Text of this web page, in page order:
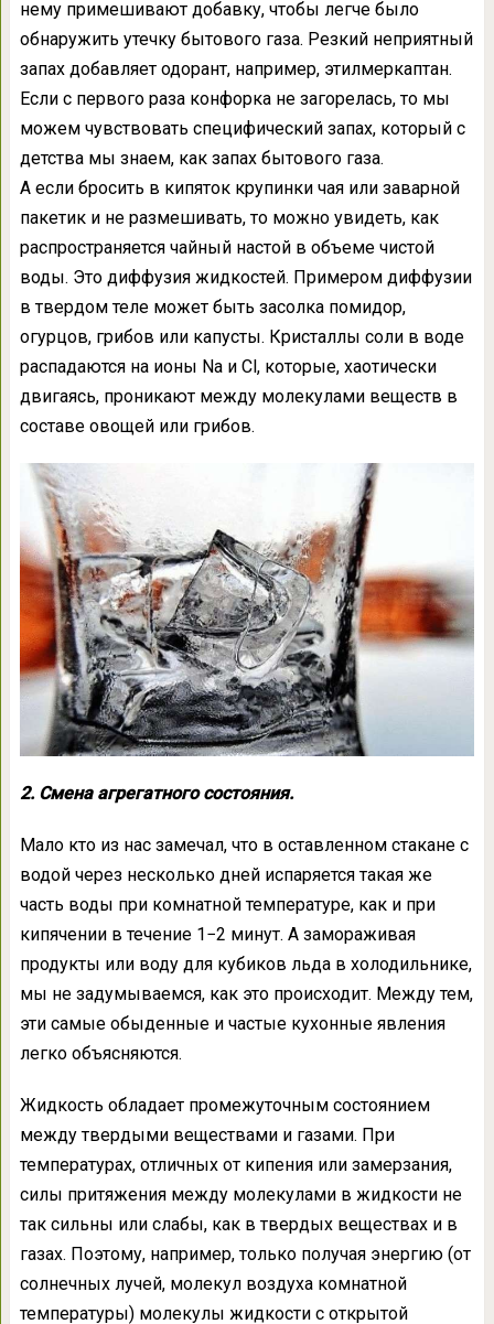
нему примешивают добавку, чтобы легче было
обнаружить утечку бытового газа. Резкий неприятный
запах добавляет одорант, например, этилмеркаптан.
Если с первого раза конфорка не загорелась, то мы
можем чувствовать специфический запах, который с
детства мы знаем, как запах бытового газа.
А если бросить в кипяток крупинки чая или заварной
пакетик и не размешивать, то можно увидеть, как
распространяется чайный настой в объеме чистой
воды. Это диффузия жидкостей. Примером диффузии
в твердом теле может быть засолка помидор,
огурцов, грибов или капусты. Кристаллы соли в воде
распадаются на ионы Na и Cl, которые, хаотически
двигаясь, проникают между молекулами веществ в
составе овощей или грибов.
2. Смена агрегатного состояния.
Мало кто из нас замечал, что в оставленном стакане с
водой через несколько дней испаряется такая же
часть воды при комнатной температуре, как и при
кипячении в течение 1−2 минут. А замораживая
продукты или воду для кубиков льда в холодильнике,
мы не задумываемся, как это происходит. Между тем,
эти самые обыденные и частые кухонные явления
легко объясняются.
Жидкость обладает промежуточным состоянием
между твердыми веществами и газами. При
температурах, отличных от кипения или замерзания,
силы притяжения между молекулами в жидкости не
так сильны или слабы, как в твердых веществах и в
газах. Поэтому, например, только получая энергию (от
солнечных лучей, молекул воздуха комнатной
температуры) молекулы жидкости с открытой